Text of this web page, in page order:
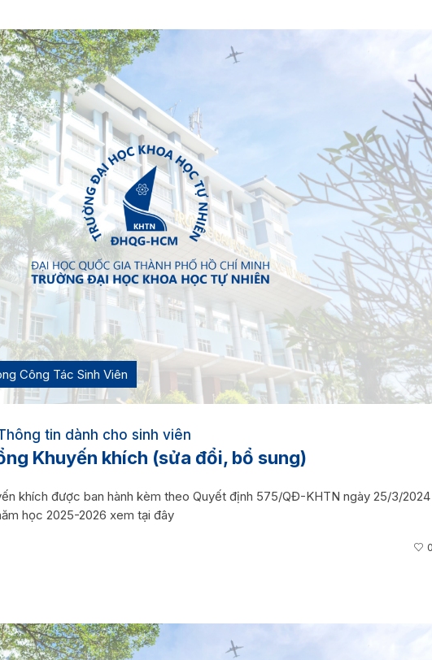
Công Tác Sinh Viên
tin dành cho sinh viên
Khuyến khích (sửa đổi, bổ sung)
khích được ban hành kèm theo Quyết định 575/QĐ-KHTN ngày 25/3/2024
học 2025-2026 xem tại đây